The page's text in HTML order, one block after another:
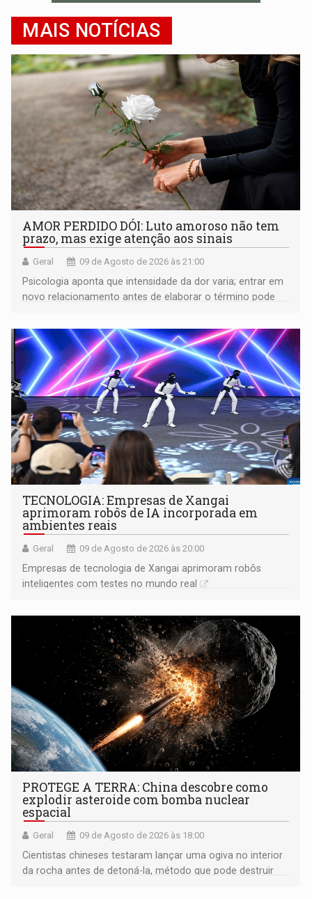
MAIS NOTÍCIAS
AMOR PERDIDO DÓI: Luto amoroso não tem
prazo, mas exige atenção aos sinais
Geral 09 de Agosto de 2026 às 21:00
Psicologia aponta que intensidade da dor varia; entrar em
novo relacionamento antes de elaborar o término pode
TECNOLOGIA: Empresas de Xangai
aprimoram robôs de IA incorporada em
ambientes reais
Geral 09 de Agosto de 2026 às 20:00
Empresas de tecnologia de Xangai aprimoram robôs
inteligentes com testes no mundo real
PROTEGE A TERRA: China descobre como
explodir asteroide com bomba nuclear
espacial
Geral 09 de Agosto de 2026 às 18:00
Cientistas chineses testaram lançar uma ogiva no interior
da rocha antes de detoná-la, método que pode destruir